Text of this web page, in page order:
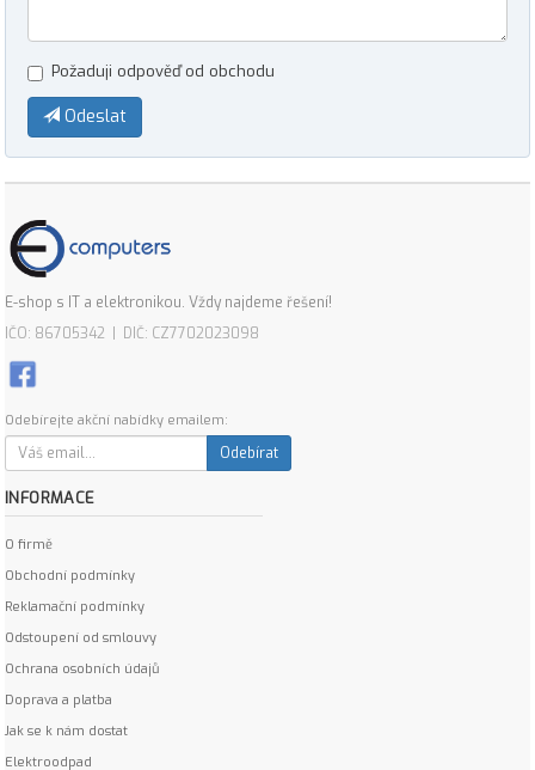
Požaduji odpověď od obchodu
Odeslat
E-shop s IT a elektronikou. Vždy najdeme řešení!
IČO: 86705342 | DIČ: CZ7702023098
Odebírejte akční nabídky emailem:
Odebírat
INFORMACE
O firmě
Obchodní podmínky
Reklamační podmínky
Odstoupení od smlouvy
Ochrana osobních údajů
Doprava a platba
Jak se k nám dostat
Elektroodpad